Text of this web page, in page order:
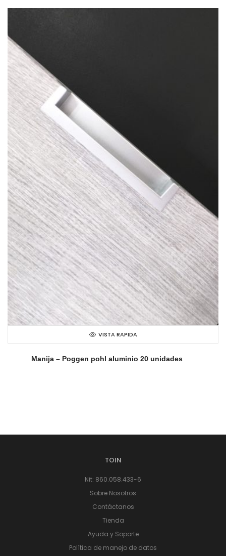
VISTA RAPIDA
Manija – Poggen pohl aluminio 20 unidades
TOIN
Nit: 860.058.433-6
Sobre Nosotros
Contáctanos
Tienda
Ayuda y Soporte
Política de manejo de datos